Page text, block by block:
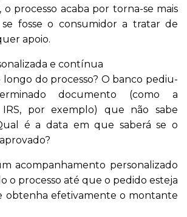
o processo acaba por torna-se mais
fosse o consumidor a tratar de
apoio.
e contínua
longo do processo? O banco pediu-
documento (como a
por exemplo) que não sabe
é a data em que saberá se o
acompanhamento personalizado
o processo até que o pedido esteja
obtenha efetivamente o montante